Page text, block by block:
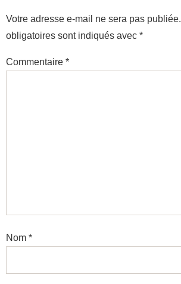
Votre adresse e-mail ne sera pas publiée.
obligatoires sont indiqués avec *
Commentaire *
Nom *